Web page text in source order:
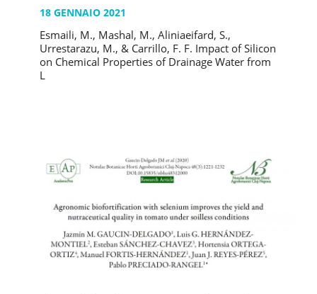
18 GENNAIO 2021
Esmaili, M., Mashal, M., Aliniaeifard, S.,
Urrestarazu, M., & Carrillo, F. F. Impact of Silicon
on Chemical Properties of Drainage Water from
L